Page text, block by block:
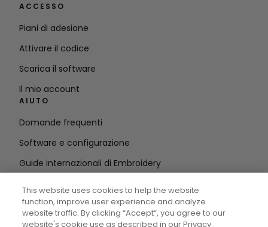
ACCESSO
Piani di adesione
Attivare il codice
Scarica il software
Il mio account
AIUTO
Domande frequenti
Software e configurazione
Guide internazionali di Embroidery
RIMANETE IN CONTATTO
Inserire
This website uses cookies to help the website
function, improve user experience and analyze
website traffic. By clicking “Accept“, you agree to our
website's cookie use as described in our Privacy